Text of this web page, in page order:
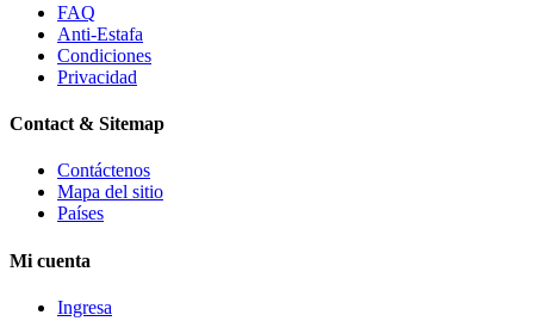
FAQ
Anti-Estafa
Condiciones
Privacidad
Contact & Sitemap
Contáctenos
Mapa del sitio
Países
Mi cuenta
Ingresa